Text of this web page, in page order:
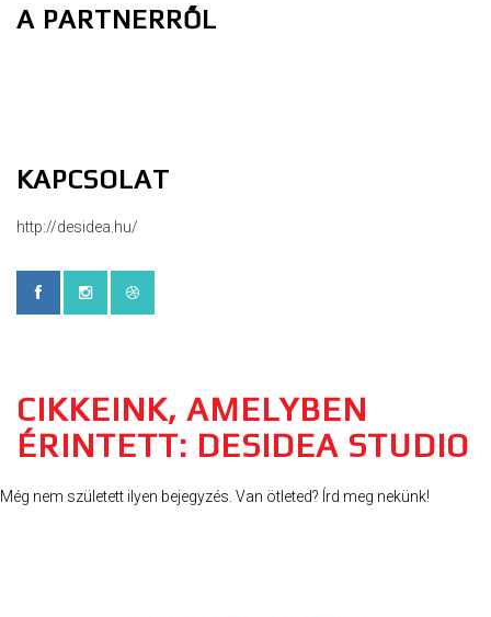
A PARTNERRŐL
KAPCSOLAT
http://desidea.hu/
CIKKEINK, AMELYBEN
ÉRINTETT: DESIDEA STUDIO
Még nem született ilyen bejegyzés. Van ötleted? Írd meg nekünk!